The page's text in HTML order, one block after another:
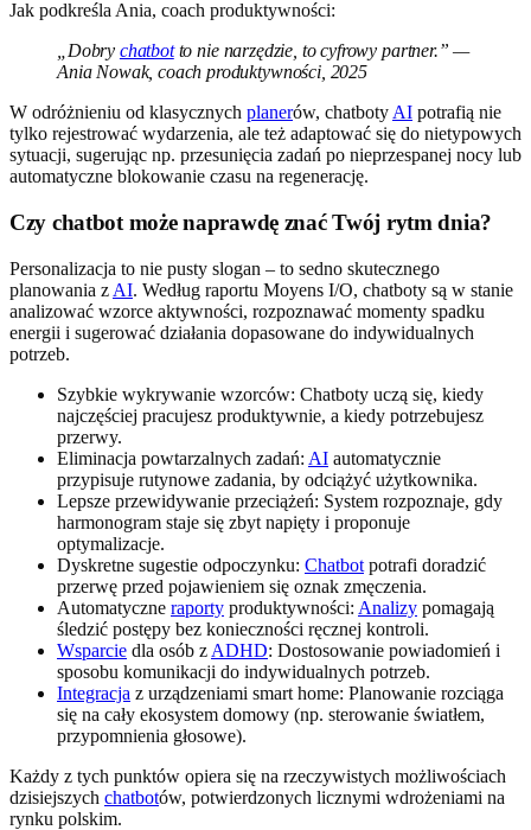
Jak podkreśla Ania, coach produktywności:
„Dobry chatbotto nie narzędzie, to cyfrowy partner.” —
Ania Nowak, coach produktywności, 2025
W odróżnieniu od klasycznych planerów, chatboty AI potrafią nie
tylko rejestrować wydarzenia, ale też adaptować się do nietypowych
sytuacji, sugerując np. przesunięcia zadań po nieprzespanej nocy lub
automatyczne blokowanie czasu na regenerację.
Czy chatbot może naprawdę znać Twój rytm dnia?
Personalizacja to nie pusty slogan – to sedno skutecznego
planowania z AI. Według raportu Moyens I/O, chatboty są w stanie
analizować wzorce aktywności, rozpoznawać momenty spadku
energii i sugerować działania dopasowane do indywidualnych
potrzeb.
Szybkie wykrywanie wzorców: Chatboty uczą się, kiedy
najczęściej pracujesz produktywnie, a kiedy potrzebujesz
przerwy.
Eliminacja powtarzalnych zadań: AI automatycznie
przypisuje rutynowe zadania, by odciążyć użytkownika.
Lepsze przewidywanie przeciążeń: System rozpoznaje, gdy
harmonogram staje się zbyt napięty i proponuje
optymalizacje.
Dyskretne sugestie odpoczynku: Chatbot potrafi doradzić
przerwę przed pojawieniem się oznak zmęczenia.
Automatyczne raporty produktywności: Analizy pomagają
śledzić postępy bez konieczności ręcznej kontroli.
Wsparcie dla osób z ADHD: Dostosowanie powiadomień i
sposobu komunikacji do indywidualnych potrzeb.
Integracja z urządzeniami smart home: Planowanie rozciąga
się na cały ekosystem domowy (np. sterowanie światłem,
przypomnienia głosowe).
Każdy z tych punktów opiera się na rzeczywistych możliwościach
dzisiejszych chatbotów, potwierdzonych licznymi wdrożeniami na
rynku polskim.